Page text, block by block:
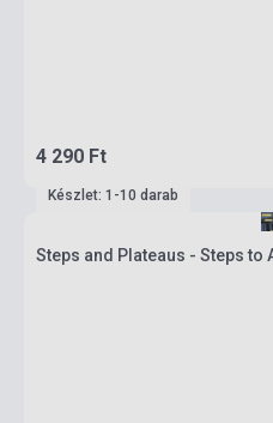
4 290 Ft
Készlet: 1-10 darab
Steps and Plateaus - Steps to